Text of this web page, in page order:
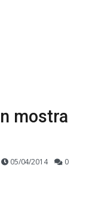
mostra
05/04/2014
0